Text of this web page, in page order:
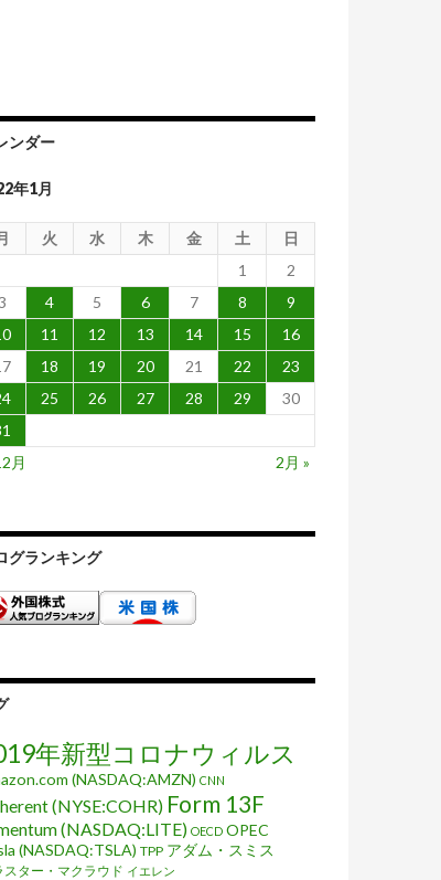
ンダー
年1月
火 水 木 金 土
日
1
2
4 5 6 7 8
9
11 12 13 14 15
16
18 19 20 21 22
23
25 26 27 28 29
30
月
2月 »
グランキング
年新型コロナウィルス
(NASDAQ:AMZN) CNN
(NYSE:COHR) Form 13F
(NASDAQ:LITE) OECD OPEC
(NASDAQ:TSLA) TPP アダム・スミス
スター・マクラウド イエレン